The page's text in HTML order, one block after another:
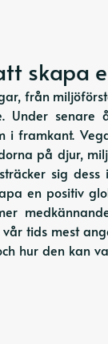
skapa
från
Under
i framkant.
på djur,
sig
en positiv
tids mest
hur den kan